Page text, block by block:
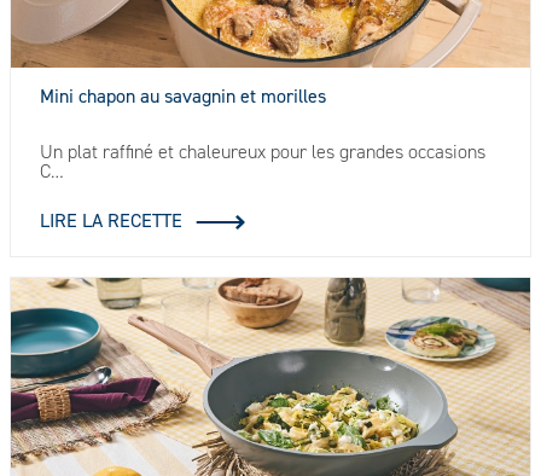
Mini chapon au savagnin et morilles
Un plat raffiné et chaleureux pour les grandes occasions
C…
LIRE LA RECETTE